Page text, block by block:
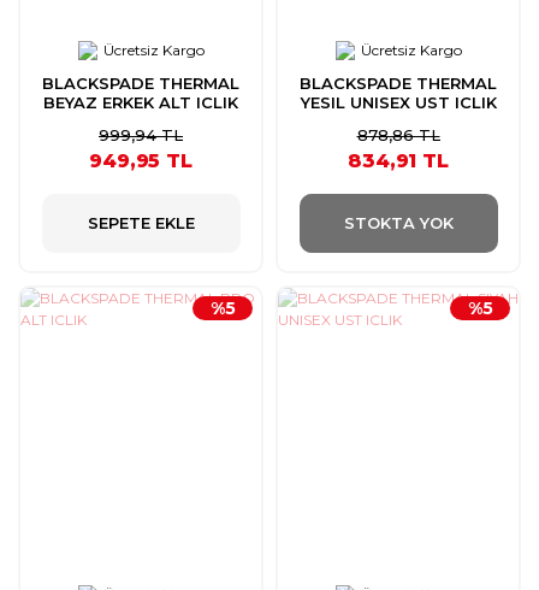
Ücretsiz Kargo
BLACKSPADE THERMAL
BEYAZ ERKEK ALT ICLIK
999,94 TL
949,95 TL
SEPETE EKLE
Ücretsiz Kargo
BLACKSPADE THERMAL
YESIL UNISEX UST ICLIK
878,86 TL
834,91 TL
STOKTA YOK
%5 %5